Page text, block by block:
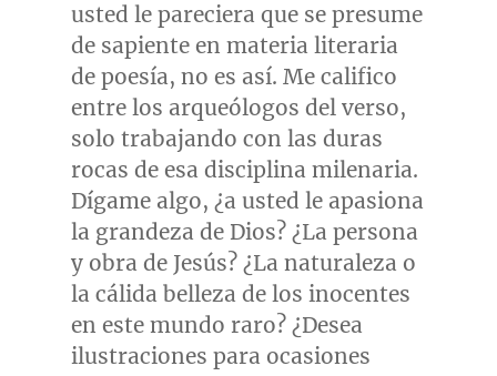
usted le pareciera que se presume
de sapiente en materia literaria
de poesía, no es así. Me califico
entre los arqueólogos del verso,
solo trabajando con las duras
rocas de esa disciplina milenaria.
Dígame algo, ¿a usted le apasiona
la grandeza de Dios? ¿La persona
y obra de Jesús? ¿La naturaleza o
la cálida belleza de los inocentes
en este mundo raro? ¿Desea
ilustraciones para ocasiones